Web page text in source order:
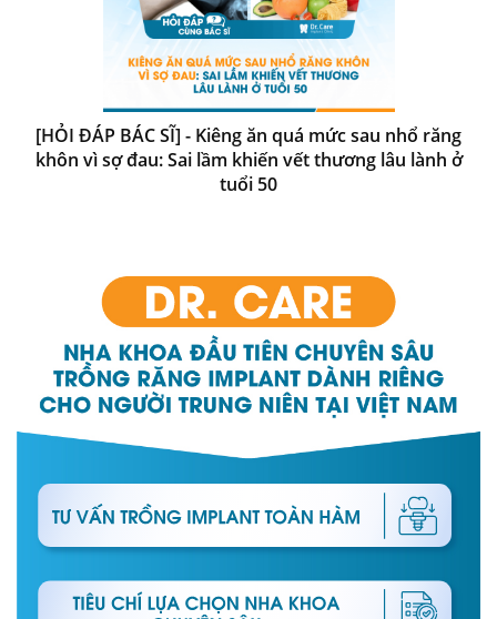
[HỎI ĐÁP BÁC SĨ] - Kiêng ăn quá mức sau nhổ răng
khôn vì sợ đau: Sai lầm khiến vết thương lâu lành ở
tuổi 50